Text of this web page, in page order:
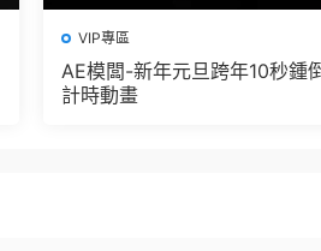
VIP專區
AE模闆-新年元旦跨年10秒鍾
計時動畫